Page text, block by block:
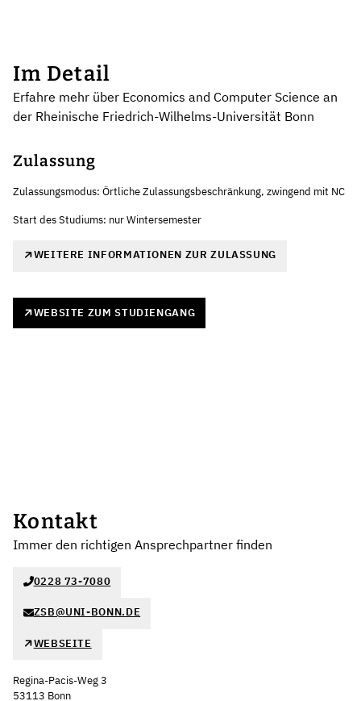
Im Detail
Erfahre mehr über Economics and Computer Science an
der Rheinische Friedrich-Wilhelms-Universität Bonn
Zulassung
Zulassungsmodus: Örtliche Zulassungsbeschränkung, zwingend mit NC
Start des Studiums: nur Wintersemester
WEITERE INFORMATIONEN ZUR ZULASSUNG
WEBSITE ZUM STUDIENGANG
Kontakt
Immer den richtigen Ansprechpartner finden
0228 73-7080
ZSB@UNI-BONN.DE
WEBSEITE
Regina-Pacis-Weg 3
53113 Bonn